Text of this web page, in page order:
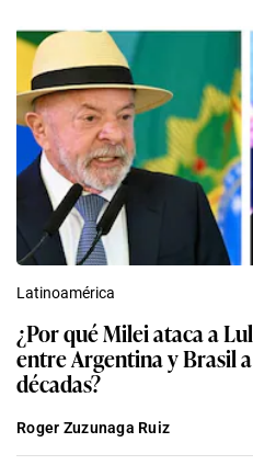
Latinoamérica
¿Por qué Milei ataca a
entre Argentina y Brasil
décadas?
Roger Zuzunaga Ruiz